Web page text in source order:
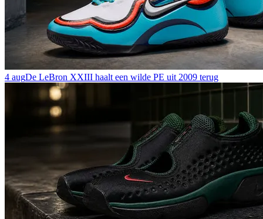
4 augDe LeBron XXIII haalt een wilde PE uit 2009 terug